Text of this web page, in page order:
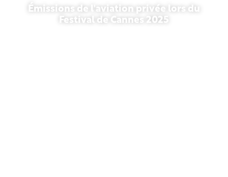
Émissions de l'aviation privée lors du
Festival de Cannes 2025